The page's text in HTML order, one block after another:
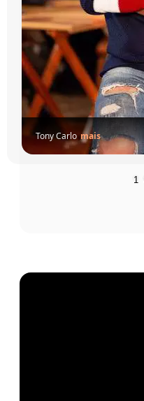
Rafael Viola e Dinelson
1